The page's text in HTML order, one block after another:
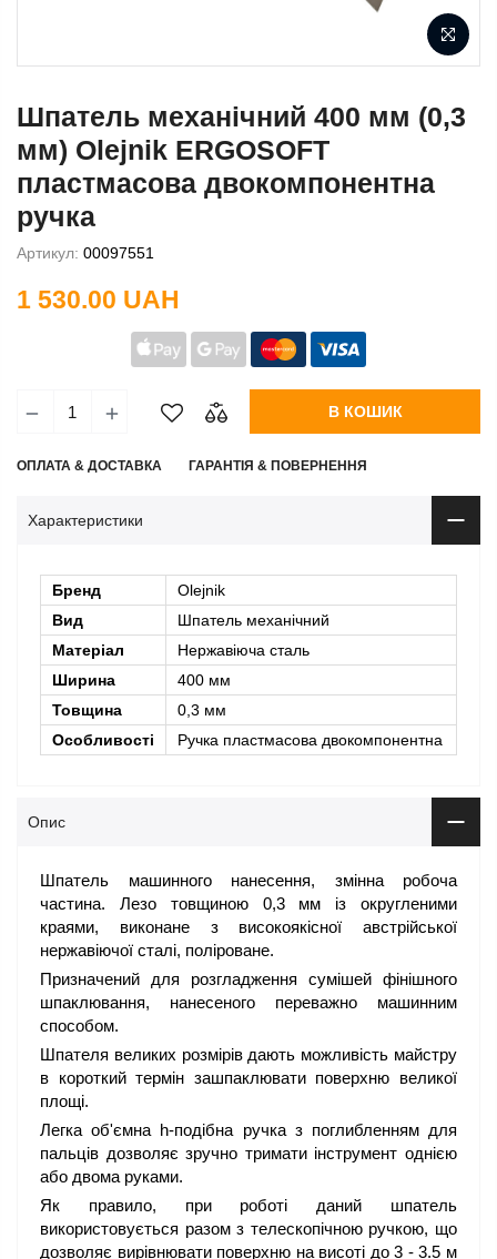
Шпатель механічний 400 мм (0,3
мм) Olejnik ERGOSOFT
пластмасова двокомпонентна
ручка
Артикул: 00097551
1 530.00 UAH
В КОШИК
ОПЛАТА & ДОСТАВКА ГАРАНТІЯ & ПОВЕРНЕННЯ
Характеристики
Бренд
Olejnik
Вид
Шпатель механічний
Матеріал
Нержавіюча сталь
Ширина
400 мм
Товщина
0,3 мм
Особливості
Ручка пластмасова двокомпонентна
Опис
Шпатель машинного нанесення, змінна робоча
частина. Лезо товщиною 0,3 мм із округленими
краями, виконане з високоякісної австрійської
нержавіючої сталі, поліроване.
Призначений для розгладження сумішей фінішного
шпаклювання, нанесеного переважно машинним
способом.
Шпателя великих розмірів дають можливість майстру
в короткий термін зашпаклювати поверхню великої
площі.
Легка об'ємна h-подібна ручка з поглибленням для
пальців дозволяє зручно тримати інструмент однією
або двома руками.
Як правило, при роботі даний шпатель
використовується разом з телескопічною ручкою, що
дозволяє вирівнювати поверхню на висоті до 3 - 3.5 м